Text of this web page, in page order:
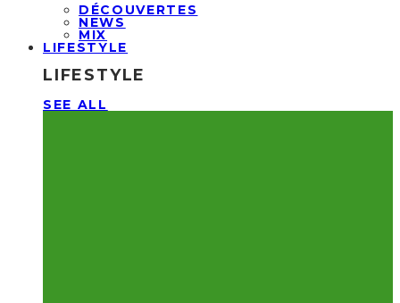
DÉCOUVERTES
NEWS
MIX
LIFESTYLE
LIFESTYLE
SEE ALL